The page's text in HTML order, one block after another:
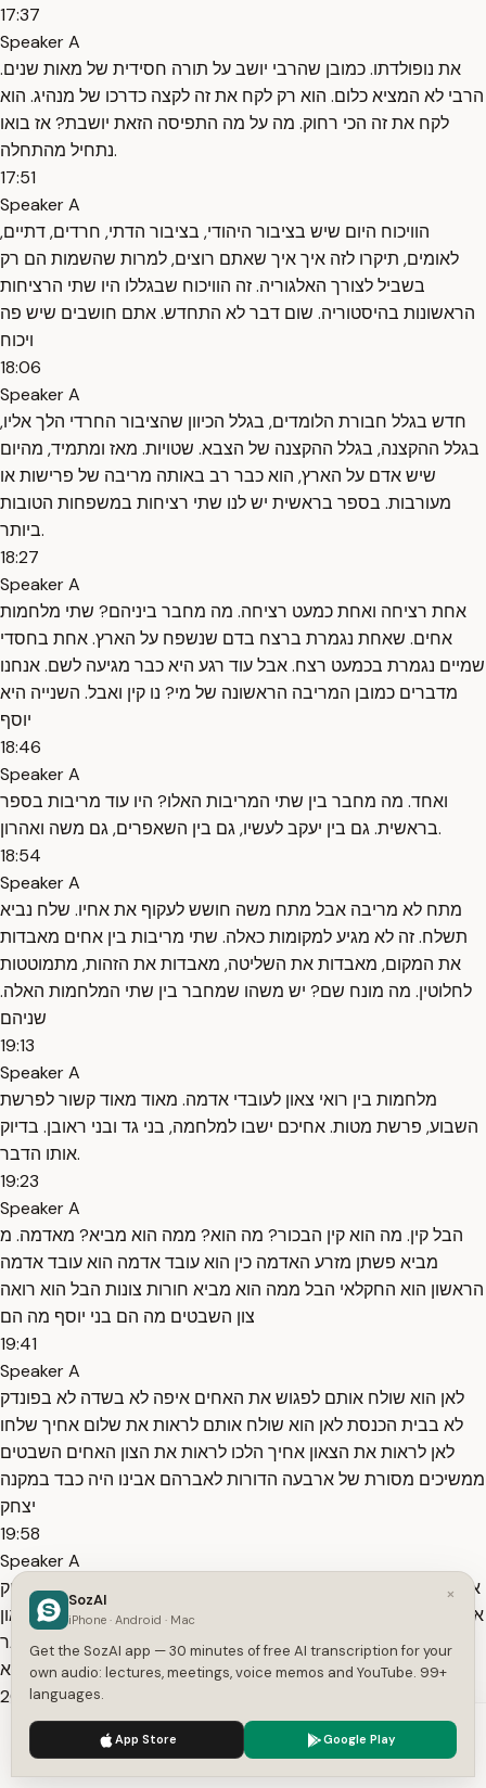
17:37
Speaker A
את נופולדתו. כמובן שהרבי יושב על תורה חסידית של מאות שנים.
הרבי לא המציא כלום. הוא רק לקח את זה לקצה כדרכו של מנהיג. הוא
לקח את זה הכי רחוק. מה על מה התפיסה הזאת יושבת? אז בואו
נתחיל מהתחלה.
17:51
Speaker A
הוויכוח היום שיש בציבור היהודי, בציבור הדתי, חרדים, דתיים,
לאומים, תיקרו לזה איך איך שאתם רוצים, למרות שהשמות הם רק
בשביל לצורך האלגוריה. זה הוויכוח שבגללו היו שתי הרציחות
הראשונות בהיסטוריה. שום דבר לא התחדש. אתם חושבים שיש פה
ויכוח
18:06
Speaker A
חדש בגלל חבורת הלומדים, בגלל הכיוון שהציבור החרדי הלך אליו,
בגלל ההקצנה, בגלל ההקצנה של הצבא. שטויות. מאז ומתמיד, מהיום
שיש אדם על הארץ, הוא כבר רב באותה מריבה של פרישות או
מעורבות. בספר בראשית יש לנו שתי רציחות במשפחות הטובות
ביותר.
18:27
Speaker A
אחת רציחה ואחת כמעט רציחה. מה מחבר ביניהם? שתי מלחמות
אחים. שאחת נגמרת ברצח בדם שנשפח על הארץ. אחת בחסדי
שמיים נגמרת בכמעט רצח. אבל עוד רגע היא כבר מגיעה לשם. אנחנו
מדברים כמובן המריבה הראשונה של מי? נו קין ואבל. השנייה היא
יוסף
18:46
Speaker A
ואחד. מה מחבר בין שתי המריבות האלו? היו עוד מריבות בספר
בראשית. גם בין יעקב לעשיו, גם בין השאפרים, גם משה ואהרון.
18:54
Speaker A
מתח לא מריבה אבל מתח משה חושש לעקוף את אחיו. שלח נביא
תשלח. זה לא מגיע למקומות כאלה. שתי מריבות בין אחים מאבדות
את המקום, מאבדות את השליטה, מאבדות את הזהות, מתמוטטות
לחלוטין. מה מונח שם? יש משהו שמחבר בין שתי המלחמות האלה.
שניהם
19:13
Speaker A
מלחמות בין רואי צאון לעובדי אדמה. מאוד מאוד קשור לפרשת
השבוע, פרשת מטות. אחיכם ישבו למלחמה, בני גד ובני ראובן. בדיוק
אותו הדבר.
19:23
Speaker A
הבל קין. מה הוא קין הבכור? מה הוא? ממה הוא מביא? מאדמה. מ
מביא פשתן מזרע האדמה כין הוא עובד אדמה הוא עובד אדמה
הראשון הוא החקלאי הבל ממה הוא מביא חורות צונות הבל הוא רואה
צון השבטים מה הם בני יוסף מה הם
19:41
Speaker A
לאן הוא שולח אותם לפגוש את האחים איפה לא בשדה לא בפונדק
לא בבית הכנסת לאן הוא שולח אותם לראות את שלום אחיך שלחו
לאן לראות את הצאון אחיך הלכו לראות את הצון האחים השבטים
ממשיכים מסורת של ארבעה הדורות לאברהם אבינו היה כבד במקנה
יצחק
19:58
Speaker A
אבינו אמנם חלק גדול מסוכות זה בעזרה יצחק מהשערים אבל ליצחק
אבינו גם יש עבודה רבה בצא רב ויעקב אבינו כמובן עושה את כל האון
שלו מצון השבטים ממשיכים את אותו מהלך יוסף לעומתם וזה דבר
מדהים יוסף על מה הוא
20:15
Speaker A
חולם שהוא חולם בלילה על מה הוא חולם על מה הוא חולם שמה מה
מה יש על הארץ שיבולים מאיפה באו לו שיבולים יוסף אמור לחלום על
We use cookies to enhance your experience.
×
SozAI
iPhone · Android · Mac
Get the SozAI app — 30 minutes of free AI transcription for your
own audio: lectures, meetings, voice memos and YouTube. 99+
languages.
App Store Google Play